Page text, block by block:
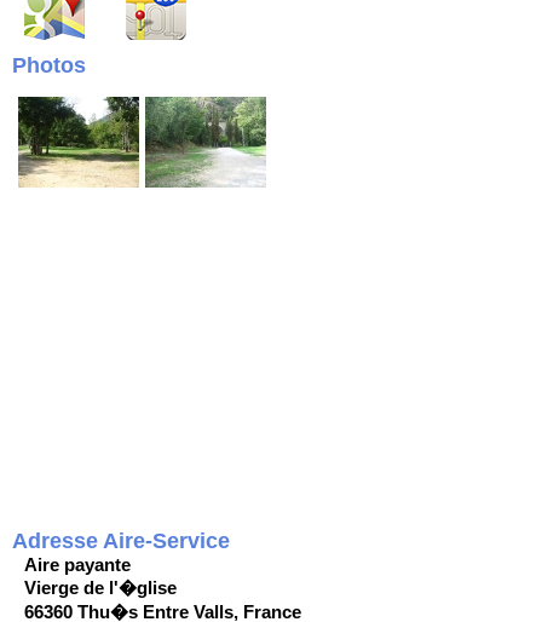
Photos
Adresse Aire-Service
Aire payante
Vierge de l'�glise
66360 Thu�s Entre Valls, France